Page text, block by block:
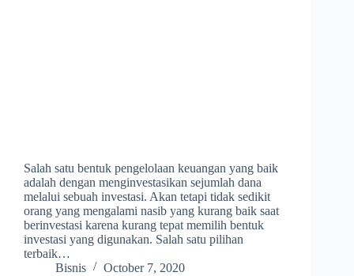
Salah satu bentuk pengelolaan keuangan yang baik
adalah dengan menginvestasikan sejumlah dana
melalui sebuah investasi. Akan tetapi tidak sedikit
orang yang mengalami nasib yang kurang baik saat
berinvestasi karena kurang tepat memilih bentuk
investasi yang digunakan. Salah satu pilihan
terbaik…
Bisnis
October 7, 2020